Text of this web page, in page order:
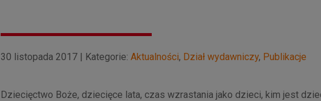
30 listopada 2017 | Kategorie: Aktualności, Dział wydawniczy, Publikacje
Dziecięctwo Boże, dziecięce lata, czas wzrastania jako dzieci, kim jest